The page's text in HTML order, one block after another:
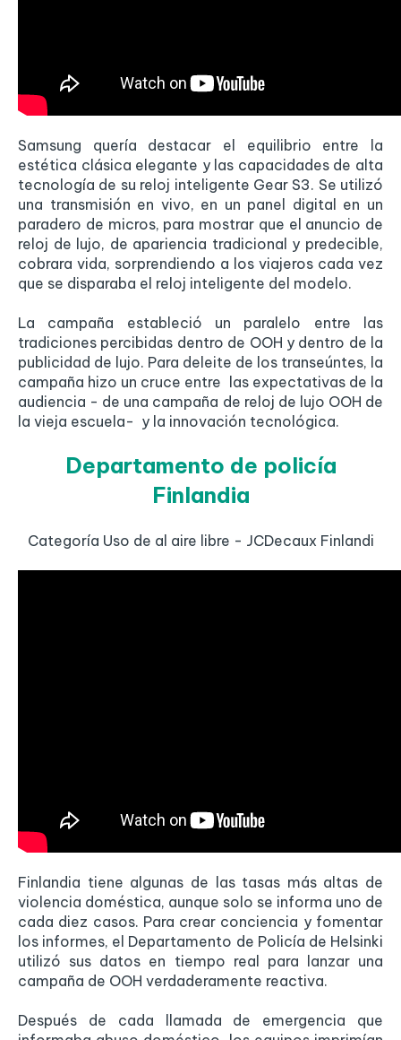
Samsung quería destacar el equilibrio entre la
estética clásica elegante y las capacidades de alta
tecnología de su reloj inteligente Gear S3. Se utilizó
una transmisión en vivo, en un panel digital en un
paradero de micros, para mostrar que el anuncio de
reloj de lujo, de apariencia tradicional y predecible,
cobrara vida, sorprendiendo a los viajeros cada vez
que se disparaba el reloj inteligente del modelo.
La campaña estableció un paralelo entre las
tradiciones percibidas dentro de OOH y dentro de la
publicidad de lujo. Para deleite de los transeúntes, la
campaña hizo un cruce entre las expectativas de la
audiencia - de una campaña de reloj de lujo OOH de
la vieja escuela- y la innovación tecnológica.
Departamento de policía
Finlandia
Categoría Uso de al aire libre - JCDecaux Finlandi
Finlandia tiene algunas de las tasas más altas de
violencia doméstica, aunque solo se informa uno de
cada diez casos. Para crear conciencia y fomentar
los informes, el Departamento de Policía de Helsinki
utilizó sus datos en tiempo real para lanzar una
campaña de OOH verdaderamente reactiva.
Después de cada llamada de emergencia que